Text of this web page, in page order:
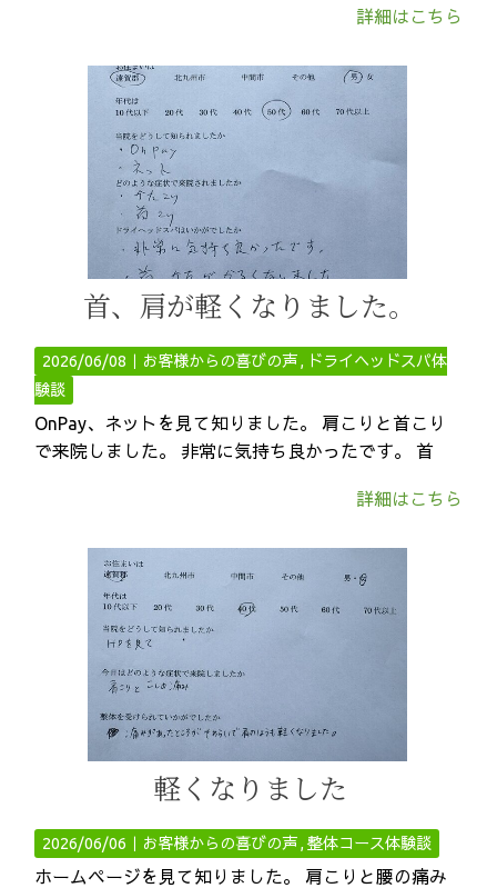
詳細はこちら
首、肩が軽くなりました。
2026/06/08｜ お客様からの喜びの声
ドライヘッドスパ体
験談
OnPay、ネットを見て知りました。 肩こりと首こり
で来院しました。 非常に気持ち良かったです。 首
詳細はこちら
軽くなりました
2026/06/06｜ お客様からの喜びの声 整体コース体験談
ホームページを見て知りました。 肩こりと腰の痛み